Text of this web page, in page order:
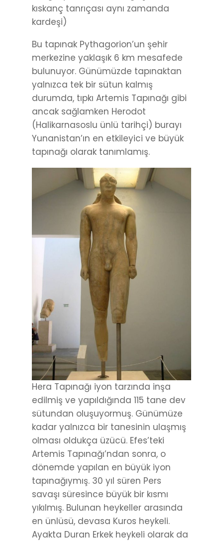
kıskanç tanrıçası aynı zamanda
kardeşi)
Bu tapınak Pythagorion’un şehir
merkezine yaklaşık 6 km mesafede
bulunuyor. Günümüzde tapınaktan
yalnızca tek bir sütun kalmış
durumda, tıpkı Artemis Tapınağı gibi
ancak sağlamken Herodot
(Halikarnasoslu ünlü tarihçi) burayı
Yunanistan’ın en etkileyici ve büyük
tapınağı olarak tanımlamış.
Hera Tapınağı iyon tarzında inşa
edilmiş ve yapıldığında 115 tane dev
sütundan oluşuyormuş. Günümüze
kadar yalnızca bir tanesinin ulaşmış
olması oldukça üzücü. Efes’teki
Artemis Tapınağı’ndan sonra, o
dönemde yapılan en büyük iyon
tapınağıymış. 30 yıl süren Pers
savaşı süresince büyük bir kısmı
yıkılmış. Bulunan heykeller arasında
en ünlüsü, devasa Kuros heykeli.
Ayakta Duran Erkek heykeli olarak da